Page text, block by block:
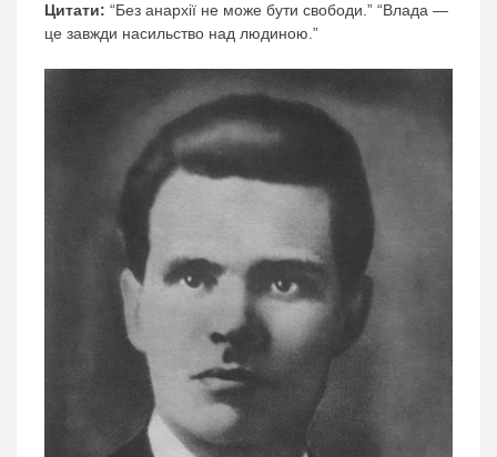
Цитати: “Без анархії не може бути свободи.” “Влада —
це завжди насильство над людиною.”